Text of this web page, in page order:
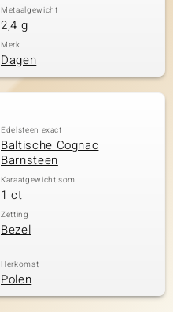
Metaalgewicht
2,4 g
Merk
Dagen
Edelsteen exact
Baltische Cognac
Barnsteen
Karaatgewicht som
1 ct
Zetting
Bezel
Herkomst
Polen